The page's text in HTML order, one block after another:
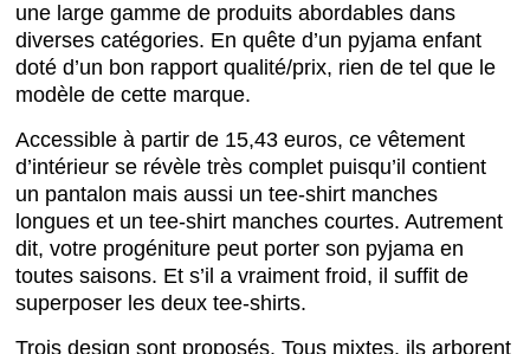
une large gamme de produits abordables dans
diverses catégories. En quête d’un pyjama enfant
doté d’un bon rapport qualité/prix, rien de tel que le
modèle de cette marque.
Accessible à partir de 15,43 euros, ce vêtement
d’intérieur se révèle très complet puisqu’il contient
un pantalon mais aussi un tee-shirt manches
longues et un tee-shirt manches courtes. Autrement
dit, votre progéniture peut porter son pyjama en
toutes saisons. Et s’il a vraiment froid, il suffit de
superposer les deux tee-shirts.
Trois design sont proposés. Tous mixtes, ils arborent